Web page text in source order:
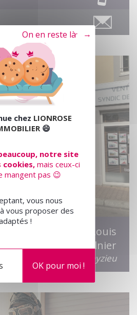
5 rue Louis
Saulnier
69330 Meyzieu
chez LIONROSE
😄
notre site
cookies,mais ceux-ci
mangent pas 😉
vous nous
vous proposer des
!
OK pour moi !
Tout refuser